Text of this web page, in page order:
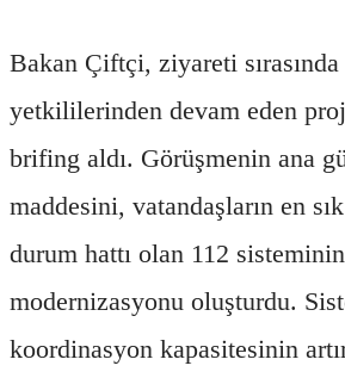
Bakan Çiftçi, ziyareti
yetkililerinden devam eden
brifing aldı. Görüşmenin ana
maddesini, vatandaşların en
durum hattı olan 112 sisteminin
modernizasyonu oluşturdu.
koordinasyon kapasitesinin